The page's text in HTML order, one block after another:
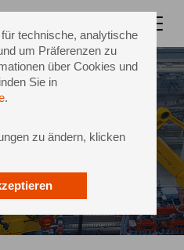
technische, analytische
um Präferenzen zu
über Cookies und
Sie in
.
zu ändern, klicken
& Depal
und zuverlässige